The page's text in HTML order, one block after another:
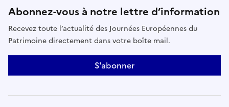
Abonnez-vous à notre lettre d’information
Recevez toute l’actualité des Journées Européennes du
Patrimoine directement dans votre boîte mail.
S'abonner